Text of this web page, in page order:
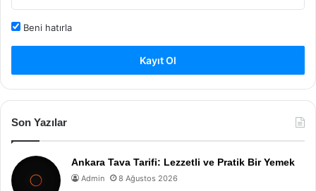
Beni hatırla
Kayıt Ol
Son Yazılar
Ankara Tava Tarifi: Lezzetli ve Pratik Bir Yemek
Admin 8 Ağustos 2026